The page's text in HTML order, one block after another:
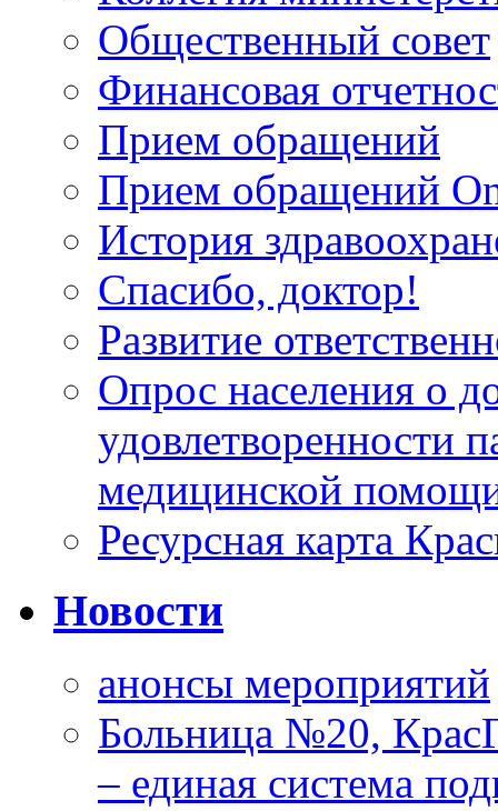
Общественный совет
Финансовая
Прием обращений
Прием обращений
История
Спасибо, доктор!
Развитие
Опрос населения о
удовлетворенности
медицинской
Ресурсная карта
Новости
анонсы мероприятий
Больница №20,
– единая система